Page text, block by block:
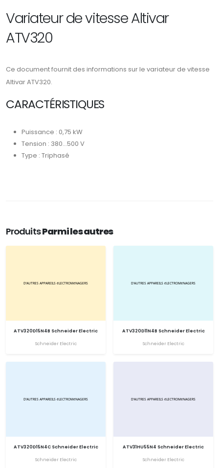
Variateur de vitesse Altivar
ATV320
Ce document fournit des informations sur le variateur de vitesse
Altivar ATV320.
CARACTÉRISTIQUES
Puissance : 0,75 kW
Tension : 380...500 V
Type : Triphasé
ProduitsParmi les autres
ATV320D15N4B Schneider Electric
Schneider Electric
ATV320D11N4B Schneider Electric
Schneider Electric
ATV320D15N4C Schneider Electric
Schneider Electric
ATV31HU55N4 Schneider Electric
Schneider Electric